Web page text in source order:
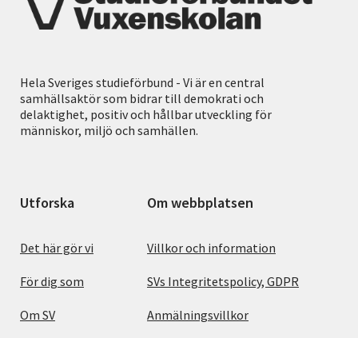
Hela Sveriges studieförbund - Vi är en central
samhällsaktör som bidrar till demokrati och
delaktighet, positiv och hållbar utveckling för
människor, miljö och samhällen.
Utforska
Det här gör vi
För dig som
Om SV
Om webbplatsen
Villkor och information
SVs Integritetspolicy, GDPR
Anmälningsvillkor